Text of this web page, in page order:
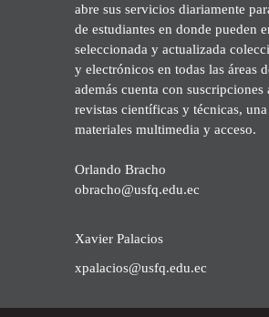
abre sus servicios diariamente
de estudiantes en donde pueden
seleccionada y actualizada
y electrónicos en todas las áreas
además cuenta con suscripciones
revistas científicas y técnicas,
materiales multimedia y acceso.
Orlando Bracho
obracho@usfq.edu.ec
Xavier Palacios
xpalacios@usfq.edu.ec